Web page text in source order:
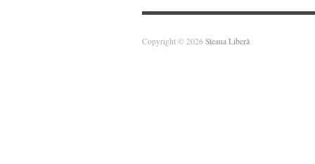
Copyright © 2026 Steaua Liberă